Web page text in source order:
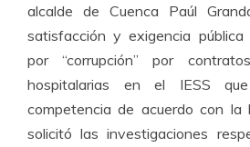
alcalde de Cuenca Paúl
satisfacción y exigencia
por “corrupción” por
hospitalarias en el IESS
competencia de acuerdo con
solicitó las investigaciones